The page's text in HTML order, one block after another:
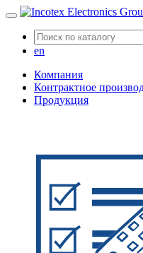
en
Компания
Контрактное
Продукция